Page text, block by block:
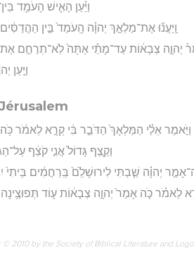
וַיַּ֗עַן הָאִ֛ישׁ הָעֹמֵ֥ד
וַֽיַּעֲנ֞וּ אֶת־מַלְאַ֣ךְ יְהוָ֗ה הָֽעֹמֵד֙ בֵּ֣ין
יְהוָ֣ה צְבָא֔וֹת עַד־מָתַ֗י אַתָּה֙ לֹֽא־תְרַחֵ֣ם
וַיַּ֣עַן
וַיֹּ֣אמֶר אֵלַ֗י הַמַּלְאָךְ֙ הַדֹּבֵ֣ר בִּ֔י קְרָ֣א לֵאמֹ֔ר כֹּ֥ה
וְקֶ֤צֶף גָּדוֹל֙ אֲנִ֣י קֹצֵ֔ף
יְהוָ֗ה שַׁ֤בְתִּי לִירוּשָׁלִַ֙ם֙ בְּֽרַחֲמִ֔ים בֵּיתִי֙
לֵאמֹ֗ר כֹּ֤ה אָמַר֙ יְהוָ֣ה צְבָא֔וֹת ע֛וֹד תְּפוּצֶ֥ינָה
2010 by the Society of Biblical Literature and